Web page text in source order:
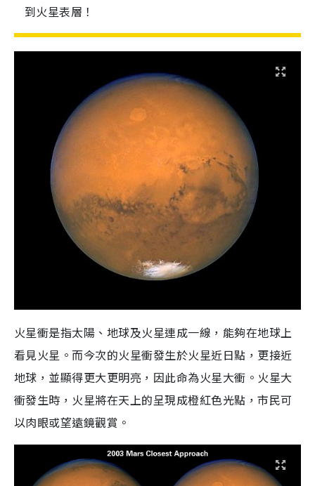
到火星表層！
火星衝是指太陽、地球及火星連成一線，能夠在地球上
看見火星。而今次的火星衝發生於火星近日點，更接近
地球，並顯得更大更明亮，因此命為火星大衝。火星大
衝發生時，火星將在天上的呈現成橙紅色光點，市民可
以肉眼或望遠鏡觀賞。